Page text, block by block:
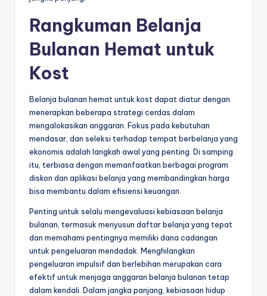
Rangkuman Belanja
Bulanan Hemat untuk
Kost
Belanja bulanan hemat untuk kost dapat diatur dengan
menerapkan beberapa strategi cerdas dalam
mengalokasikan anggaran. Fokus pada kebutuhan
mendasar, dan seleksi terhadap tempat berbelanja yang
ekonomis adalah langkah awal yang penting. Di samping
itu, terbiasa dengan memanfaatkan berbagai program
diskon dan aplikasi belanja yang membandingkan harga
bisa membantu dalam efisiensi keuangan.
Penting untuk selalu mengevaluasi kebiasaan belanja
bulanan, termasuk menyusun daftar belanja yang tepat
dan memahami pentingnya memiliki dana cadangan
untuk pengeluaran mendadak. Menghilangkan
pengeluaran impulsif dan berlebihan merupakan cara
efektif untuk menjaga anggaran belanja bulanan tetap
dalam kendali. Dalam jangka panjang, kebiasaan hidup